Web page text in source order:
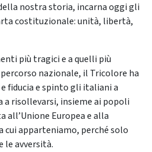
nostra storia, incarna oggi gli
costituzionale: unità, libertà,
più tragici e a quelli più
nazionale, il Tricolore ha
fiducia e spinto gli italiani a
a risollevarsi, insieme ai popoli
all’Unione Europea e alla
apparteniamo, perché solo
le avversità.